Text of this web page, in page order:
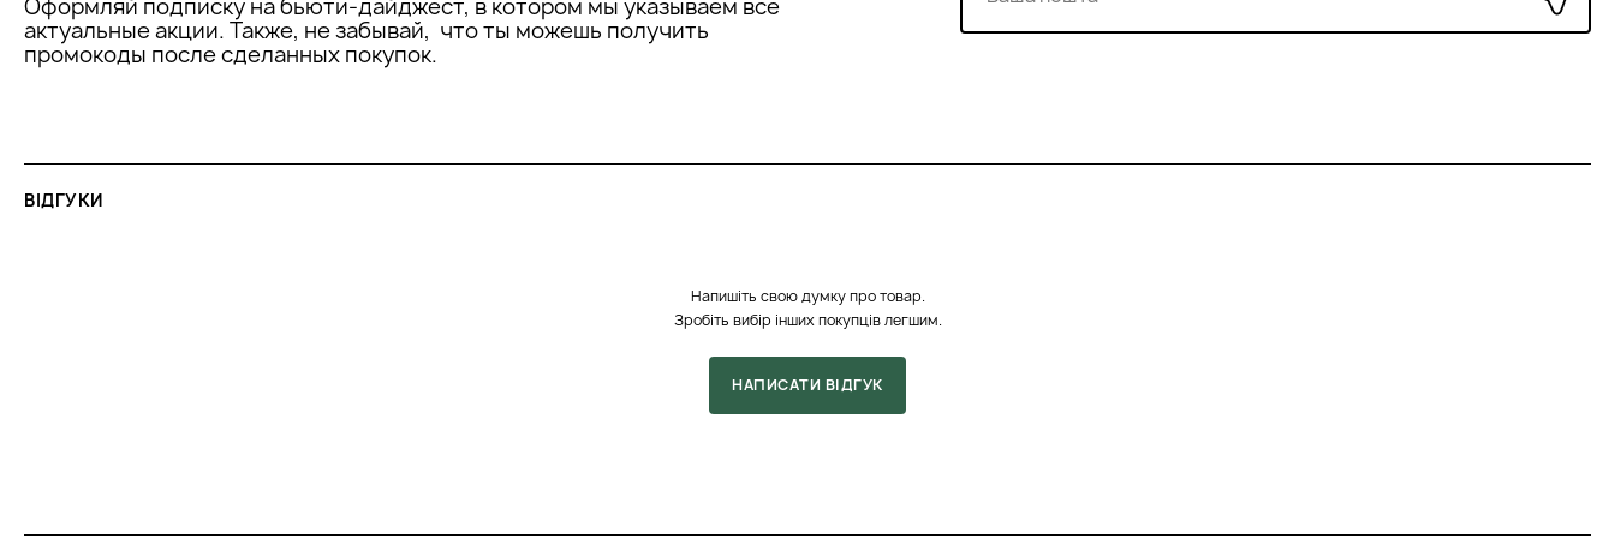
молекулярною вагою, яка глибоко проникає в шкіру і ефективно
утримує вологу. Завдяки своїм зволожуючим властивостям,
гіалуронат натрію розгладжує поверхню шкіри, усуває сухість і робить
Формула маски не містить парабенів, сульфатів, мінеральних масел, силіконів,
Оформляй подписку на бьюти-дайджест, в котором мы указываем все
актуальные акции. Также, не забывай, что ты можешь получить
промокоды после сделанных покупок.
ВІДГУКИ
Напишіть свою думку про товар.
Зробіть вибір інших покупців легшим.
НАПИСАТИ ВІДГУК